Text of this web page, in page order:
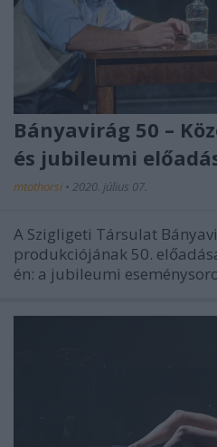
Bányavirág 50 –
és jubileumi
mtothorsi • 2020. július 07.
A Szigligeti Társulat
produkciójának 50.
én: a jubileumi